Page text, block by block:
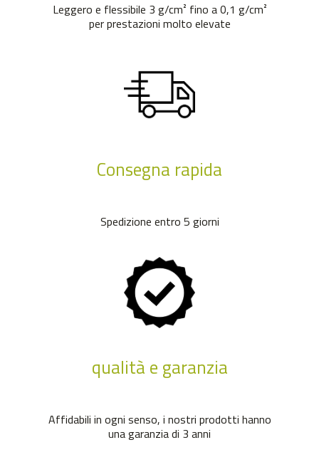
Leggero e flessibile 3 g/cm² fino a 0,1 g/cm²
per prestazioni molto elevate
Consegna rapida
Spedizione entro 5 giorni
qualità e garanzia
Affidabili in ogni senso, i nostri prodotti hanno
una garanzia di 3 anni